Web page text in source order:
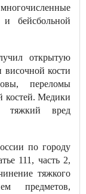
бейсбольной
открытую
височной кости
переломы
костей. Медики
тяжкий вред
по городу
111, часть 2,
тяжкого
предметов,